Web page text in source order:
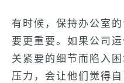
有时候，保持办公室
要更重要。如果公司
关紧要的细节而陷入
压力，会让他们觉得